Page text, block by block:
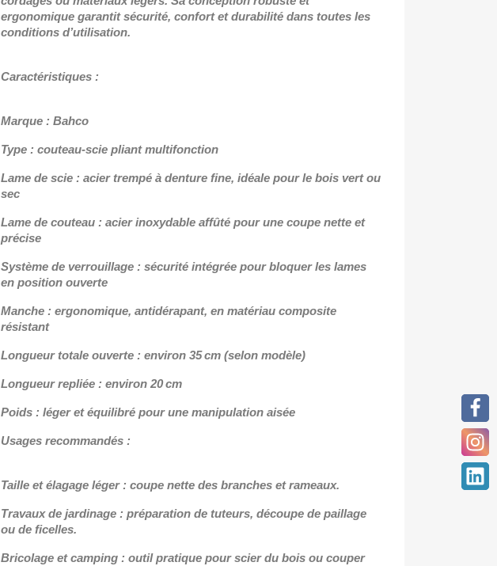
ergonomique garantit sécurité, confort et durabilité dans toutes les
conditions d’utilisation.
Caractéristiques :
Marque : Bahco
Type : couteau-scie pliant multifonction
Lame de scie : acier trempé à denture fine, idéale pour le bois vert ou
sec
Lame de couteau : acier inoxydable affûté pour une coupe nette et
précise
Système de verrouillage : sécurité intégrée pour bloquer les lames
en position ouverte
Manche : ergonomique, antidérapant, en matériau composite
résistant
Longueur totale ouverte : environ 35 cm (selon modèle)
Longueur repliée : environ 20 cm
Poids : léger et équilibré pour une manipulation aisée
Usages recommandés :
Taille et élagage léger : coupe nette des branches et rameaux.
Travaux de jardinage : préparation de tuteurs, découpe de paillage
ou de ficelles.
Bricolage et camping : outil pratique pour scier du bois ou couper